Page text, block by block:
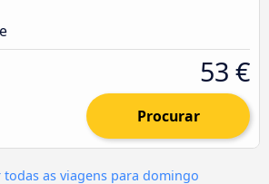
53 €
Procurar
todas as viagens para domingo